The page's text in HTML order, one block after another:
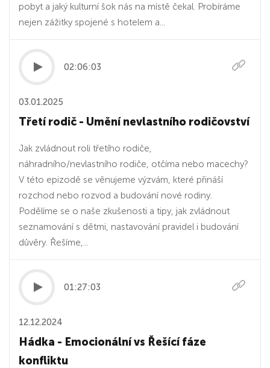
pobyt a jaký kulturní šok nás na místě čekal. Probíráme
nejen zážitky spojené s hotelem a...
02:06:03
03.01.2025
Třetí rodič - Umění nevlastního rodičovství
Jak zvládnout roli třetího rodiče,
náhradního/nevlastního rodiče, otčíma nebo macechy?
V této epizodě se věnujeme výzvám, které přináší
rozchod nebo rozvod a budování nové rodiny.
Podělíme se o naše zkušenosti a tipy, jak zvládnout
seznamování s dětmi, nastavování pravidel i budování
důvěry. Řešíme,...
01:27:03
12.12.2024
Hádka - Emocionální vs Řešící fáze
konfliktu